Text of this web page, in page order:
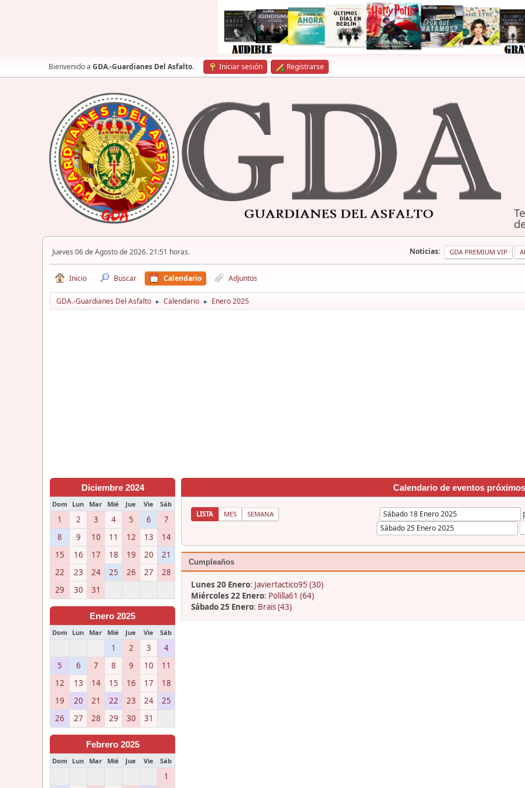
Bienvenido a GDA.-Guardianes Del Asfalto. Iniciar sesión Registrarse
Jueves 06 de Agosto de 2026. 21:51 horas. Noticias: GDA PREMIUM VIP
Inicio Buscar Calendario Adjuntos
GDA.-Guardianes Del Asfalto ► Calendario ► Enero 2025
Diciembre 2024
Dom Lun Mar Mié Jue Vie Sáb
1 2 3 4 5 6
7
8
9 10 11 12 13
14
15
16 17 18 19 20
21
22
23 24 25 26 27
28
29
30 31
Enero 2025
Dom Lun Mar Mié Jue Vie Sáb
1 2 3
4
5
6 7 8 9 10
11
12
13 14 15 16 17
18
19
20 21 22 23 24
25
26
27 28 29 30 31
Febrero 2025
Dom Lun Mar Mié Jue Vie Sáb
1
Calendario de eventos próximos
LISTA MES SEMANA
Cumpleaños
Lunes 20 Enero: Javiertactico95 (30)
Miércoles 22 Enero: Polilla61 (64)
Sábado 25 Enero: Brais (43)